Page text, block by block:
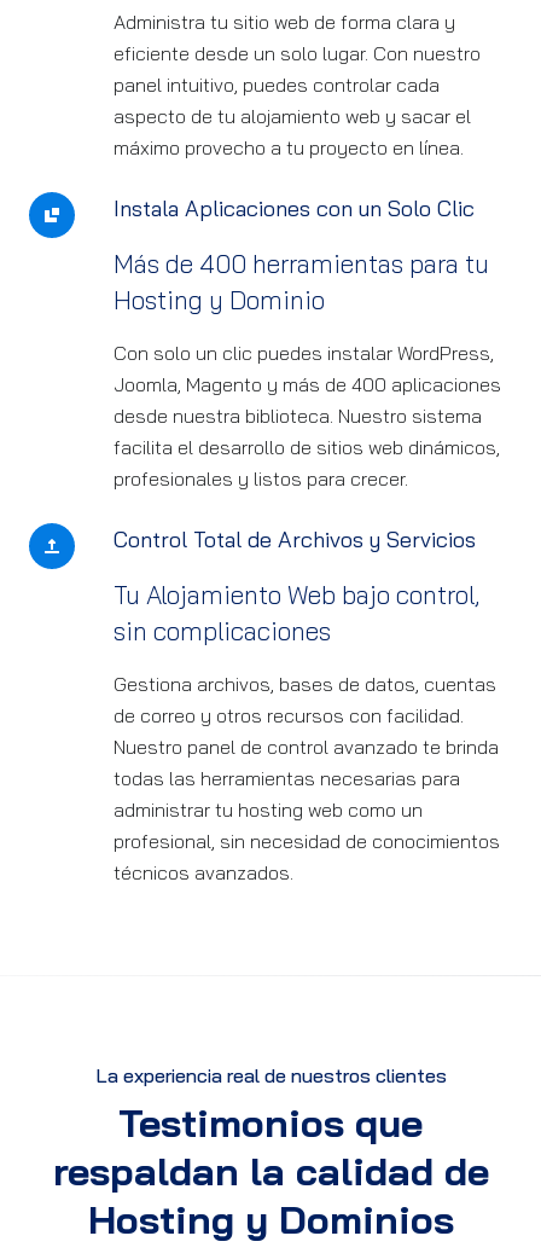
Administra tu sitio web de forma clara y
eficiente desde un solo lugar. Con nuestro
panel intuitivo, puedes controlar cada
aspecto de tu alojamiento web y sacar el
máximo provecho a tu proyecto en línea.
Instala Aplicaciones con un Solo Clic
Más de 400 herramientas para tu
Hosting y Dominio
Con solo un clic puedes instalar WordPress,
Joomla, Magento y más de 400 aplicaciones
desde nuestra biblioteca. Nuestro sistema
facilita el desarrollo de sitios web dinámicos,
profesionales y listos para crecer.
Control Total de Archivos y Servicios
Tu Alojamiento Web bajo control,
sin complicaciones
Gestiona archivos, bases de datos, cuentas
de correo y otros recursos con facilidad.
Nuestro panel de control avanzado te brinda
todas las herramientas necesarias para
administrar tu hosting web como un
profesional, sin necesidad de conocimientos
técnicos avanzados.
La experiencia real de nuestros clientes
Testimonios que
respaldan la calidad de
Hosting y Dominios